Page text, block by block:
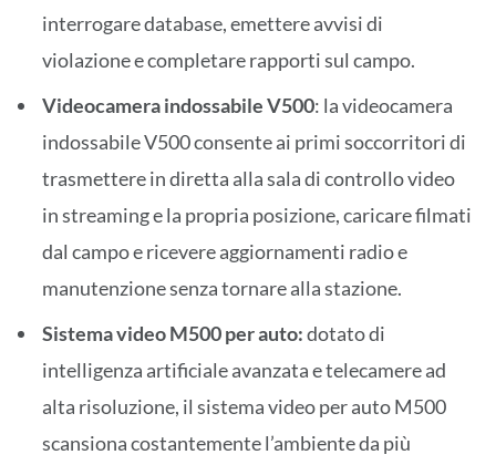
interrogare database, emettere avvisi di
violazione e completare rapporti sul campo.
Videocamera indossabile V500: la videocamera
indossabile V500 consente ai primi soccorritori di
trasmettere in diretta alla sala di controllo video
in streaming e la propria posizione, caricare filmati
dal campo e ricevere aggiornamenti radio e
manutenzione senza tornare alla stazione.
Sistema video M500 per auto:dotato di
intelligenza artificiale avanzata e telecamere ad
alta risoluzione, il sistema video per auto M500
scansiona costantemente l’ambiente da più